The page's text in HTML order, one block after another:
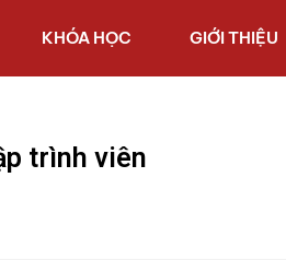
KHÓA HỌC GIỚI THIỆU
trình viên